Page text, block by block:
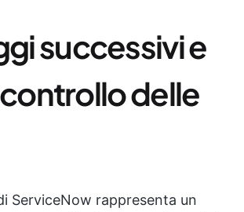
successivi e
delle
ServiceNow rappresenta un